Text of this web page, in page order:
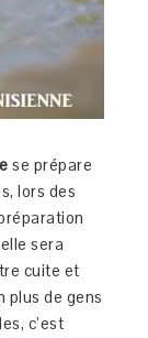
se prépare
lors des
sera
cuite et
plus de gens
c’est